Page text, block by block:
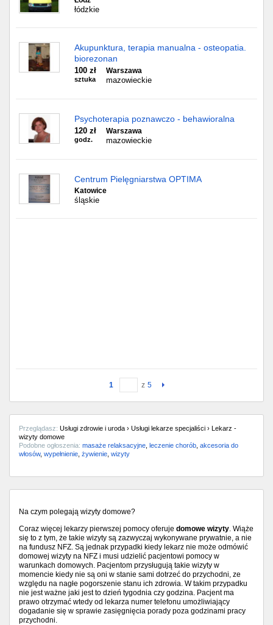
łódzkie
Akupunktura, terapia manualna - osteopatia.
biorezonan
100 zł
sztuka
Warszawa
mazowieckie
Psychoterapia poznawczo - behawioralna
120 zł
godz.
Warszawa
mazowieckie
Centrum Pielęgniarstwa OPTIMA
Katowice
śląskie
1 z 5
Przeglądasz: Usługi zdrowie i uroda › Usługi lekarze specjaliści › Lekarz -
wizyty domowe
Podobne ogłoszenia: masaże relaksacyjne leczenie chorób akcesoria do
włosów, wypełnienie żywienie wizyty
Na czym polegają wizyty domowe?
Coraz więcej lekarzy pierwszej pomocy oferuje domowe wizyty. Wiąże
się to z tym, że takie wizyty są zazwyczaj wykonywane prywatnie, a nie
na fundusz NFZ. Są jednak przypadki kiedy lekarz nie może odmówić
domowej wizyty na NFZ i musi udzielić pacjentowi pomocy w
warunkach domowych. Pacjentom przysługują takie wizyty w
momencie kiedy nie są oni w stanie sami dotrzeć do przychodni, ze
względu na nagłe pogorszenie stanu ich zdrowia. W takim przypadku
nie jest ważne jaki jest to dzień tygodnia czy godzina. Pacjent ma
prawo otrzymać wtedy od lekarza numer telefonu umożliwiający
dogadanie się w sprawie zasięgnięcia porady poza godzinami pracy
przychodni.